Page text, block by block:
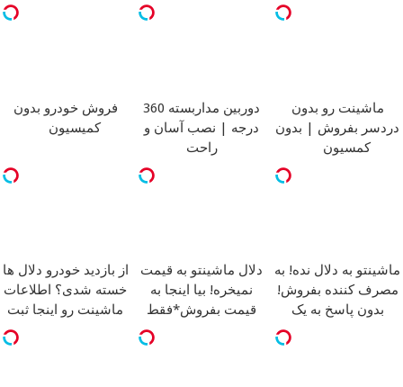
ماشینت رو بدون
دردسر بفروش | بدون
کمسیون
دوربین مداربسته 360
درجه | نصب آسان و
راحت
فروش خودرو بدون
کمیسیون
ماشینتو به دلال نده! به
مصرف کننده بفروش!
بدون پاسخ به یک
دلال ماشینتو به قیمت
نمیخره! بیا اینجا به
قیمت بفروش*فقط
از بازدید خودرو دلال ها
خسته شدی؟ اطلاعات
ماشینت رو اینجا ثبت